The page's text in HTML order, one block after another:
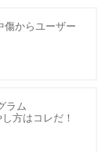
傷からユーザー
ラム
方はコレだ！